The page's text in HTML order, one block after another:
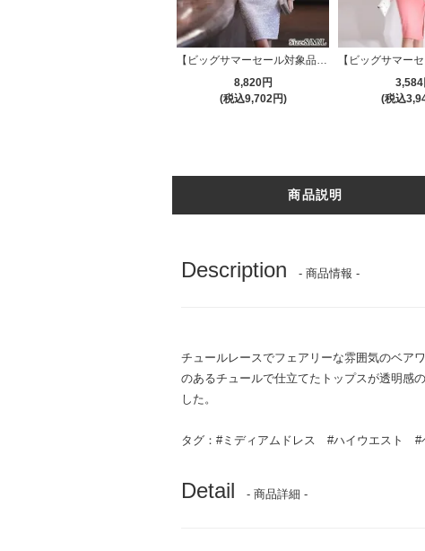
【ビッグサマーセール対象品】ネックデザインとタイトシルエットが魅力的なパーティードレス(キャバドレス・CABARETDRESS)
8,820円
(税込9,702円)
3,584
(税込
商品説明
Description - 商品情報 -
チュールレースでフェアリーな雰囲気のベア
のあるチュールで仕立てたトップスが透明感
した。
タグ： #ミディアムドレス #ハイウエスト #
Detail - 商品詳細 -